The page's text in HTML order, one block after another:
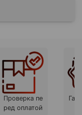
Проверка пе
ред оплатой